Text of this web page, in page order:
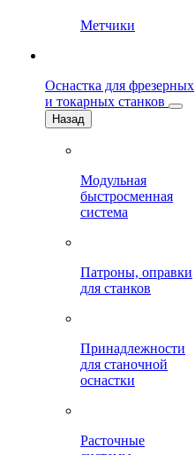
Метчики
Оснастка для фрезерных
и токарных станков
Назад
Модульная
быстросменная
система
Патроны, оправки
для станков
Принадлежности
для станочной
оснастки
Расточные